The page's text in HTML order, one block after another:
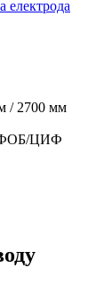
/ 2700 мм
ФОБ/ЦИФ